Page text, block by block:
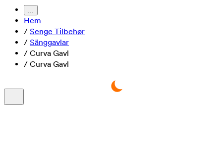
...
Hem
/ Senge Tilbehør
/ Sänggavlar
/ Curva Gavl
/ Curva Gavl